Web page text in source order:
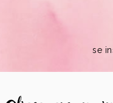
se